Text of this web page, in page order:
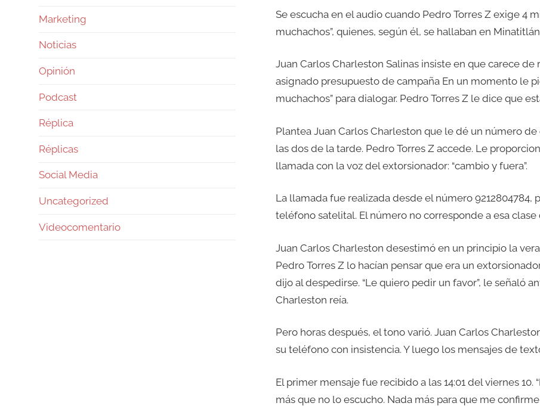
Se escucha en el audio cuando Pedro Torres Z exige 4
muchachos”, quienes, según él, se hallaban en
Juan Carlos Charleston Salinas insiste en que carece
asignado presupuesto de campaña En un momento le
muchachos” para dialogar. Pedro Torres Z le dice que
Plantea Juan Carlos Charleston que le dé un número
las dos de la tarde. Pedro Torres Z accede. Le
llamada con la voz del extorsionador: “cambio y fuera”.
La llamada fue realizada desde el número 9212804784,
teléfono satelital. El número no corresponde a esa clase
Juan Carlos Charleston desestimó en un principio la
Pedro Torres Z lo hacían pensar que era un
dijo al despedirse. “Le quiero pedir un favor”, le señaló
Charleston reía.
Pero horas después, el tono varió. Juan Carlos
su teléfono con insistencia. Y luego los mensajes de
El primer mensaje fue recibido a las 14:01 del viernes 10.
más que no lo escucho. Nada más para que me
Marketing
Noticias
Opinión
Podcast
Réplica
Réplicas
Social Media
Uncategorized
Videocomentario